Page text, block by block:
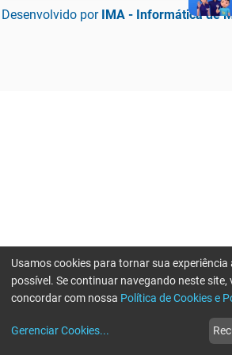
Desenvolvido por IMA - Informática de
Usamos cookies para tornar sua experiência
possível. Se continuar navegando neste site,
concordar com nossa Política de Cookies e
Gerenciar Cookies...
Erro ao enviar informações, por favor tente